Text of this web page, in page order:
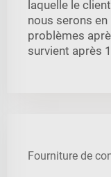
laquelle le
nous serons
problèmes
survient après
Fourniture de